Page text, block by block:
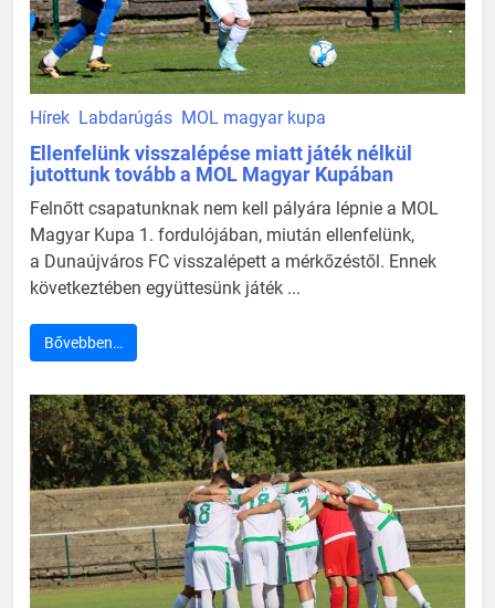
Hírek Labdarúgás MOL magyar kupa
Ellenfelünk visszalépése miatt játék nélkül
jutottunk tovább a MOL Magyar Kupában
Felnőtt csapatunknak nem kell pályára lépnie a MOL
Magyar Kupa 1. fordulójában, miután ellenfelünk,
a Dunaújváros FC visszalépett a mérkőzéstől. Ennek
következtében együttesünk játék ...
Bővebben…